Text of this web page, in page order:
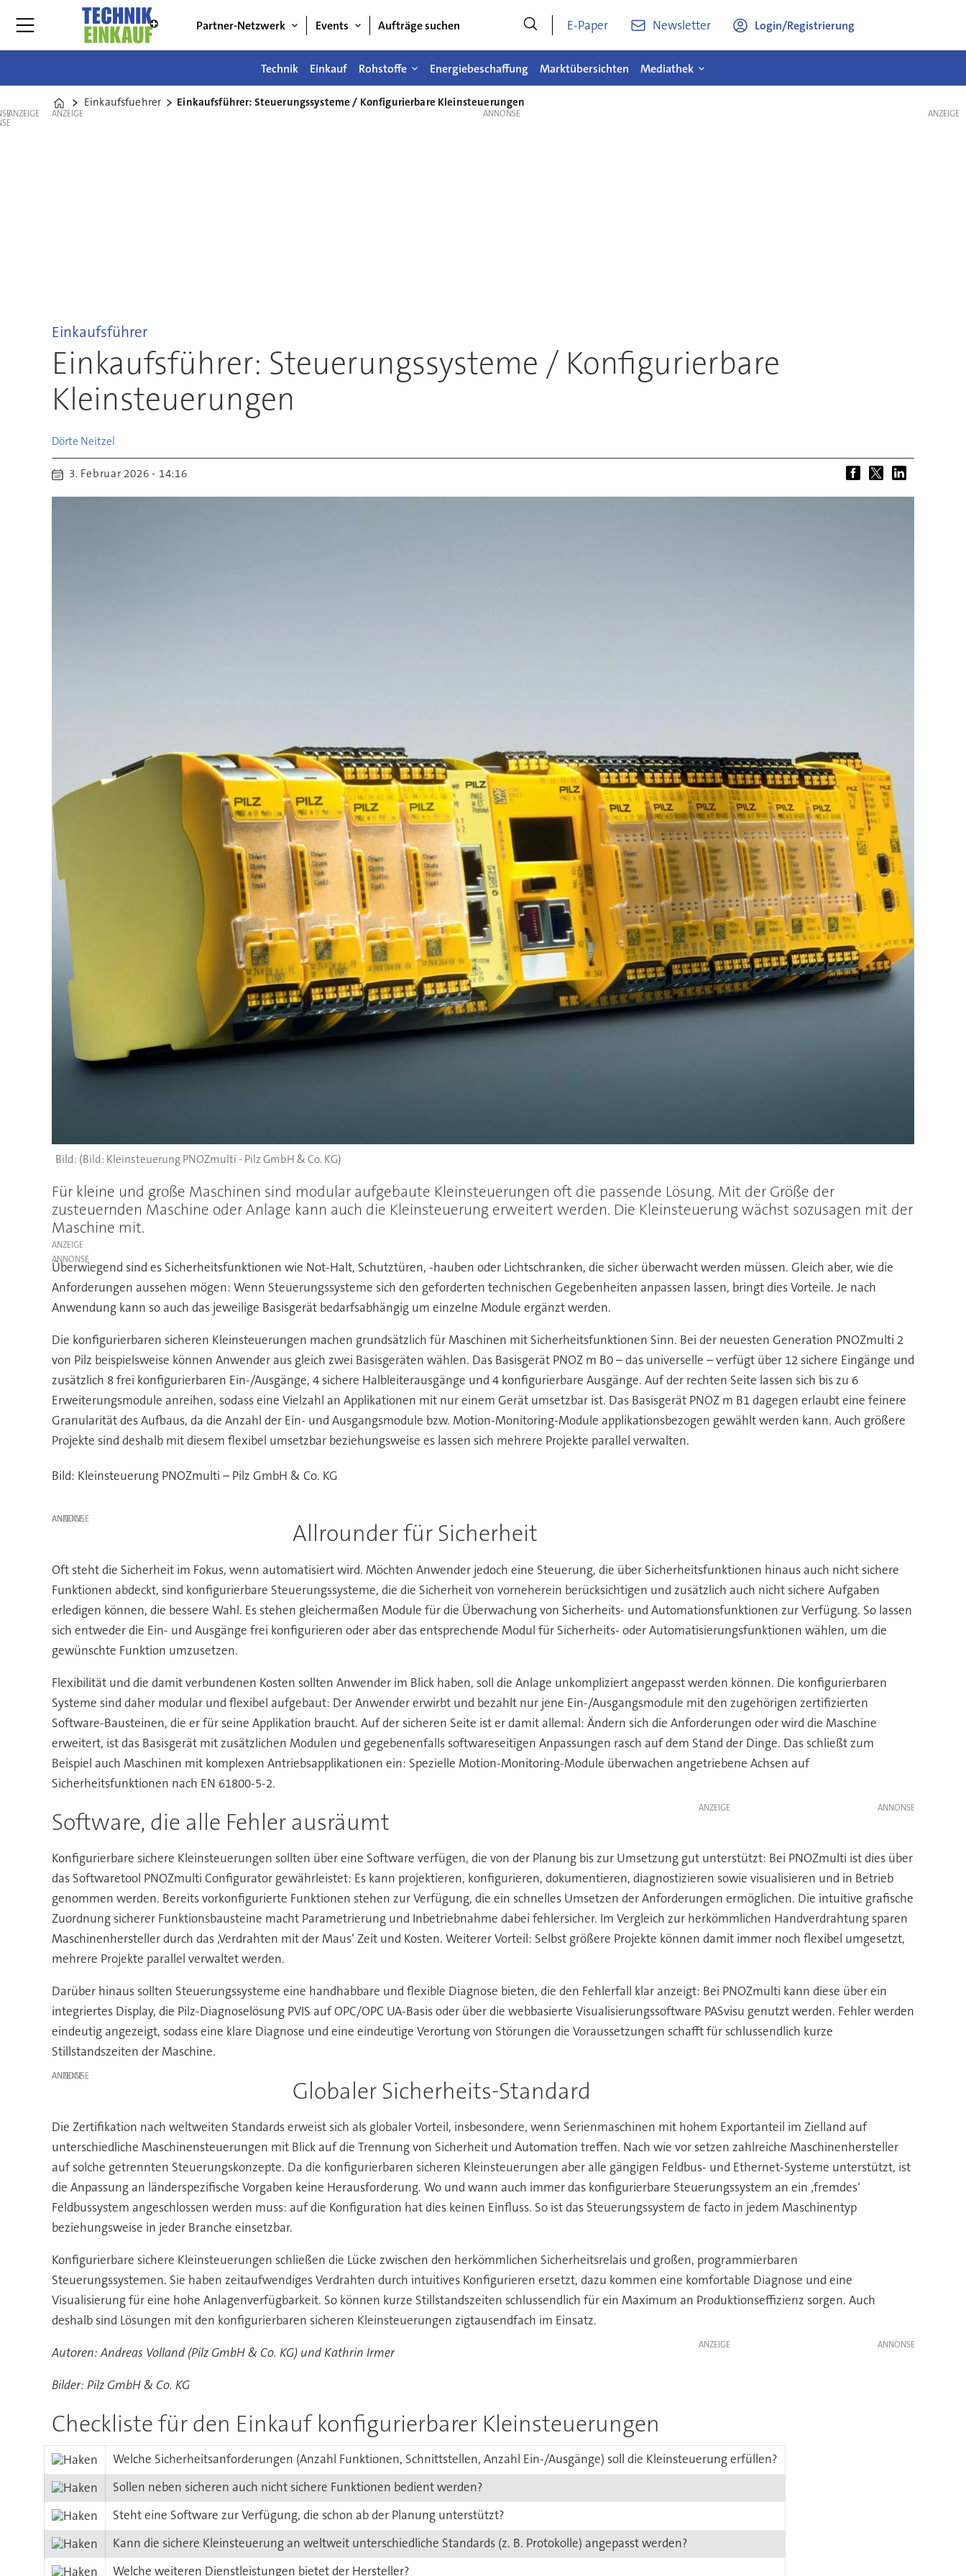
Partner-Netzwerk Events Aufträge suchen E-Paper Newsletter Login/Registrierung
Technik Einkauf Rohstoffe Energiebeschaffung Marktübersichten Mediathek
Home
Einkaufsfuehrer Einkaufsführer: Steuerungssysteme / Konfigurierbare Kleinsteuerungen
ANZEIGE ANZEIGE
Einkaufsführer
Einkaufsführer: Steuerungssysteme / Konfigurierbare
Kleinsteuerungen
Dörte Neitzel
3. Februar 2026 - 14:16
(Bild: Kleinsteuerung PNOZmulti - Pilz GmbH & Co. KG)
Für kleine und große Maschinen sind modular aufgebaute Kleinsteuerungen oft die passende Lösung. Mit der Größe der
zusteuernden Maschine oder Anlage kann auch die Kleinsteuerung erweitert werden. Die Kleinsteuerung wächst sozusagen mit der
Maschine mit.
ANZEIGE
Überwiegend sind es Sicherheitsfunktionen wie Not-Halt, Schutztüren, -hauben oder Lichtschranken, die sicher überwacht werden müssen. Gleich aber, wie die
Anforderungen aussehen mögen: Wenn Steuerungssysteme sich den geforderten technischen Gegebenheiten anpassen lassen, bringt dies Vorteile. Je nach
Anwendung kann so auch das jeweilige Basisgerät bedarfsabhängig um einzelne Module ergänzt werden.
Die konfigurierbaren sicheren Kleinsteuerungen machen grundsätzlich für Maschinen mit Sicherheitsfunktionen Sinn. Bei der neuesten Generation PNOZmulti 2
von Pilz beispielsweise können Anwender aus gleich zwei Basisgeräten wählen. Das Basisgerät PNOZ m B0 – das universelle – verfügt über 12 sichere Eingänge und
zusätzlich 8 frei konfigurierbaren Ein-/Ausgänge, 4 sichere Halbleiterausgänge und 4 konfigurierbare Ausgänge. Auf der rechten Seite lassen sich bis zu 6
Erweiterungsmodule anreihen, sodass eine Vielzahl an Applikationen mit nur einem Gerät umsetzbar ist. Das Basisgerät PNOZ m B1 dagegen erlaubt eine feinere
Granularität des Aufbaus, da die Anzahl der Ein- und Ausgangsmodule bzw. Motion-Monitoring-Module applikationsbezogen gewählt werden kann. Auch größere
Projekte sind deshalb mit diesem flexibel umsetzbar beziehungsweise es lassen sich mehrere Projekte parallel verwalten.
Bild: Kleinsteuerung PNOZmulti – Pilz GmbH & Co. KG
ANZEIGE Allrounder für Sicherheit
Oft steht die Sicherheit im Fokus, wenn automatisiert wird. Möchten Anwender jedoch eine Steuerung, die über Sicherheitsfunktionen hinaus auch nicht sichere
Funktionen abdeckt, sind konfigurierbare Steuerungssysteme, die die Sicherheit von vorneherein berücksichtigen und zusätzlich auch nicht sichere Aufgaben
erledigen können, die bessere Wahl. Es stehen gleichermaßen Module für die Überwachung von Sicherheits- und Automationsfunktionen zur Verfügung. So lassen
sich entweder die Ein- und Ausgänge frei konfigurieren oder aber das entsprechende Modul für Sicherheits- oder Automatisierungsfunktionen wählen, um die
gewünschte Funktion umzusetzen.
Flexibilität und die damit verbundenen Kosten sollten Anwender im Blick haben, soll die Anlage unkompliziert angepasst werden können. Die konfigurierbaren
Systeme sind daher modular und flexibel aufgebaut: Der Anwender erwirbt und bezahlt nur jene Ein-/Ausgangsmodule mit den zugehörigen zertifizierten
Software-Bausteinen, die er für seine Applikation braucht. Auf der sicheren Seite ist er damit allemal: Ändern sich die Anforderungen oder wird die Maschine
erweitert, ist das Basisgerät mit zusätzlichen Modulen und gegebenenfalls softwareseitigen Anpassungen rasch auf dem Stand der Dinge. Das schließt zum
Beispiel auch Maschinen mit komplexen Antriebsapplikationen ein: Spezielle Motion-Monitoring-Module überwachen angetriebene Achsen auf
Sicherheitsfunktionen nach EN 61800-5-2.
ANZEIGE
Software, die alle Fehler ausräumt
Konfigurierbare sichere Kleinsteuerungen sollten über eine Software verfügen, die von der Planung bis zur Umsetzung gut unterstützt: Bei PNOZmulti ist dies über
das Softwaretool PNOZmulti Configurator gewährleistet: Es kann projektieren, konfigurieren, dokumentieren, diagnostizieren sowie visualisieren und in Betrieb
genommen werden. Bereits vorkonfigurierte Funktionen stehen zur Verfügung, die ein schnelles Umsetzen der Anforderungen ermöglichen. Die intuitive grafische
Zuordnung sicherer Funktionsbausteine macht Parametrierung und Inbetriebnahme dabei fehlersicher. Im Vergleich zur herkömmlichen Handverdrahtung sparen
Maschinenhersteller durch das ‚Verdrahten mit der Maus‘ Zeit und Kosten. Weiterer Vorteil: Selbst größere Projekte können damit immer noch flexibel umgesetzt,
mehrere Projekte parallel verwaltet werden.
Darüber hinaus sollten Steuerungssysteme eine handhabbare und flexible Diagnose bieten, die den Fehlerfall klar anzeigt: Bei PNOZmulti kann diese über ein
integriertes Display, die Pilz-Diagnoselösung PVIS auf OPC/OPC UA-Basis oder über die webbasierte Visualisierungssoftware PASvisu genutzt werden. Fehler werden
eindeutig angezeigt, sodass eine klare Diagnose und eine eindeutige Verortung von Störungen die Voraussetzungen schafft für schlussendlich kurze
Stillstandszeiten der Maschine.
ANZEIGE Globaler Sicherheits-Standard
Die Zertifikation nach weltweiten Standards erweist sich als globaler Vorteil, insbesondere, wenn Serienmaschinen mit hohem Exportanteil im Zielland auf
unterschiedliche Maschinensteuerungen mit Blick auf die Trennung von Sicherheit und Automation treffen. Nach wie vor setzen zahlreiche Maschinenhersteller
auf solche getrennten Steuerungskonzepte. Da die konfigurierbaren sicheren Kleinsteuerungen aber alle gängigen Feldbus- und Ethernet-Systeme unterstützt, ist
die Anpassung an länderspezifische Vorgaben keine Herausforderung. Wo und wann auch immer das konfigurierbare Steuerungssystem an ein ‚fremdes‘
Feldbussystem angeschlossen werden muss: auf die Konfiguration hat dies keinen Einfluss. So ist das Steuerungssystem de facto in jedem Maschinentyp
beziehungsweise in jeder Branche einsetzbar.
Konfigurierbare sichere Kleinsteuerungen schließen die Lücke zwischen den herkömmlichen Sicherheitsrelais und großen, programmierbaren
Steuerungssystemen. Sie haben zeitaufwendiges Verdrahten durch intuitives Konfigurieren ersetzt, dazu kommen eine komfortable Diagnose und eine
Visualisierung für eine hohe Anlagenverfügbarkeit. So können kurze Stillstandszeiten schlussendlich für ein Maximum an Produktionseffizienz sorgen. Auch
deshalb sind Lösungen mit den konfigurierbaren sicheren Kleinsteuerungen zigtausendfach im Einsatz.
ANZEIGE
Autoren: Andreas Volland (Pilz GmbH & Co. KG) und Kathrin Irmer
Bilder: Pilz GmbH & Co. KG
Checkliste für den Einkauf konfigurierbarer Kleinsteuerungen
Welche Sicherheitsanforderungen (Anzahl Funktionen, Schnittstellen, Anzahl Ein-/Ausgänge) soll die Kleinsteuerung erfüllen?
Sollen neben sicheren auch nicht sichere Funktionen bedient werden?
Steht eine Software zur Verfügung, die schon ab der Planung unterstützt?
Kann die sichere Kleinsteuerung an weltweit unterschiedliche Standards (z. B. Protokolle) angepasst werden?
Welche weiteren Dienstleistungen bietet der Hersteller?
ANZEIGE